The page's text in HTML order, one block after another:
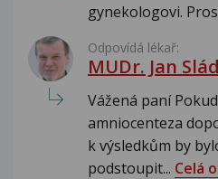
gynekologovi.
Odpovídá lékař:
MUDr. Jan
Vážená paní
amniocenteza
k výsledkům by
podstoupit... Celá